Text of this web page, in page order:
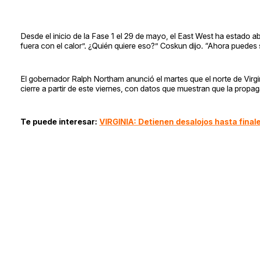
Desde el inicio de la Fase 1 el 29 de mayo, el East West ha estado
fuera con el calor”. ¿Quién quiere eso?” Coskun dijo. “Ahora
El gobernador Ralph Northam anunció el martes que el norte de
cierre a partir de este viernes, con datos que muestran que la
Te puede interesar: VIRGINIA: Detienen desalojos hasta